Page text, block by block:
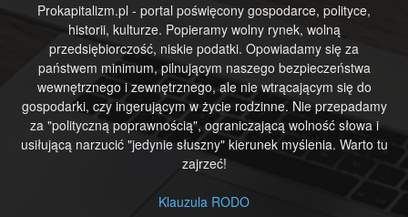
Prokapitalizm.pl - portal poświęcony gospodarce, polityce,
historii, kulturze. Popieramy wolny rynek, wolną
przedsiębiorczość, niskie podatki. Opowiadamy się za
państwem minimum, pilnującym naszego bezpieczeństwa
wewnętrznego i zewnętrznego, ale nie wtrącającym się do
gospodarki, czy ingerującym w życie rodzinne. Nie przepadamy
za "polityczną poprawnością", ograniczającą wolność słowa i
usiłującą narzucić "jedynie słuszny" kierunek myślenia. Warto tu
zajrzeć!
Klauzula RODO